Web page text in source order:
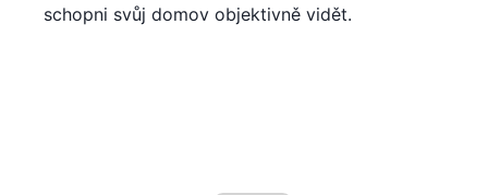
schopni svůj domov objektivně vidět.